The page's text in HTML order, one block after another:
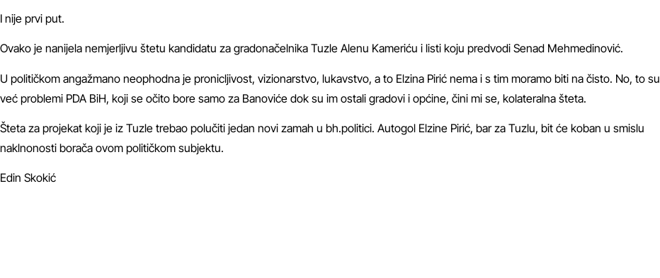
I nije prvi put.
Ovako je nanijela nemjerljivu štetu kandidatu za gradonačelnika Tuzle Alenu Kameriću i listi koju predvodi Senad Mehmedinović.
U političkom angažmano neophodna je pronicljivost, vizionarstvo, lukavstvo, a to Elzina Pirić nema i s tim moramo biti na čisto. No, to su
već problemi PDA BiH, koji se očito bore samo za Banoviće dok su im ostali gradovi i općine, čini mi se, kolateralna šteta.
Šteta za projekat koji je iz Tuzle trebao polučiti jedan novi zamah u bh.politici. Autogol Elzine Pirić, bar za Tuzlu, bit će koban u smislu
naklnonosti borača ovom političkom subjektu.
Edin Skokić